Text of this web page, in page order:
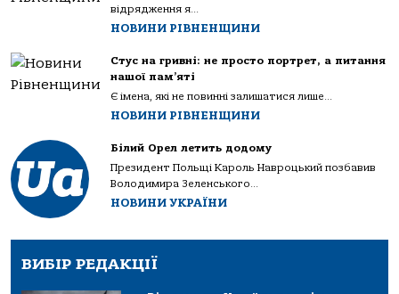
відрядження я...
НОВИНИ РІВНЕНЩИНИ
Стус на гривні: не просто портрет, а питання
нашої пам’яті
Є імена, які не повинні залишатися лише...
НОВИНИ РІВНЕНЩИНИ
Білий Орел летить додому
Президент Польщі Кароль Навроцький позбавив
Володимира Зеленського...
НОВИНИ УКРАЇНИ
ВИБІР РЕДАКЦІЇ